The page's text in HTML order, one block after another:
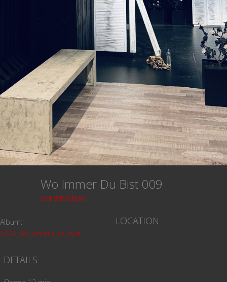
Wo Immer Du Bist 009
SM-WPAdmin
Album:
2024_Wo_immer_du_bist
LOCATION
DETAILS